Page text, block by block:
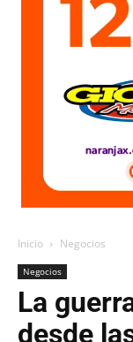
Inicio Negocios
Negocios
La
desde